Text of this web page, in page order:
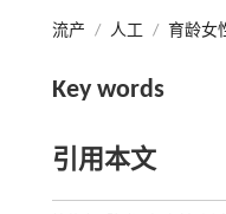
流产 / 人工 / 育龄女
Key words
引用本文